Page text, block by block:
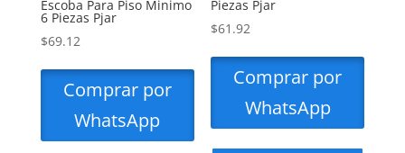
Escoba Para Piso Minimo
6 Piezas Pjar
$69.12
Comprar por
WhatsApp
Piezas Pjar
$61.92
Comprar por
WhatsApp